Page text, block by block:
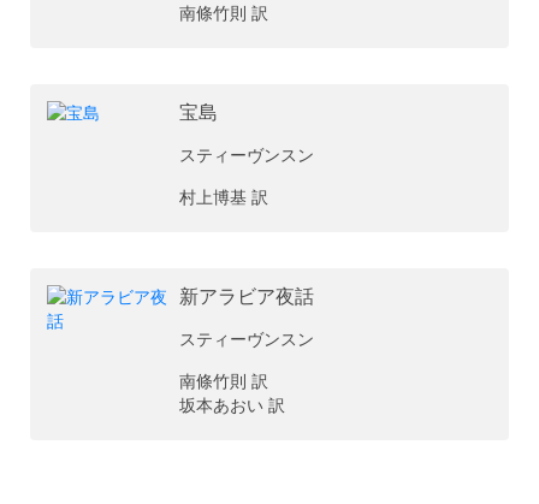
南條竹則 訳
宝島
スティーヴンスン
村上博基 訳
新アラビア夜話
スティーヴンスン
南條竹則 訳
坂本あおい 訳